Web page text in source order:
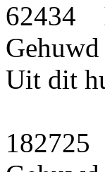
62434
Uit dit
182725